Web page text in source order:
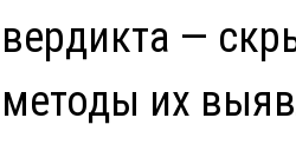
вердикта —
методы их